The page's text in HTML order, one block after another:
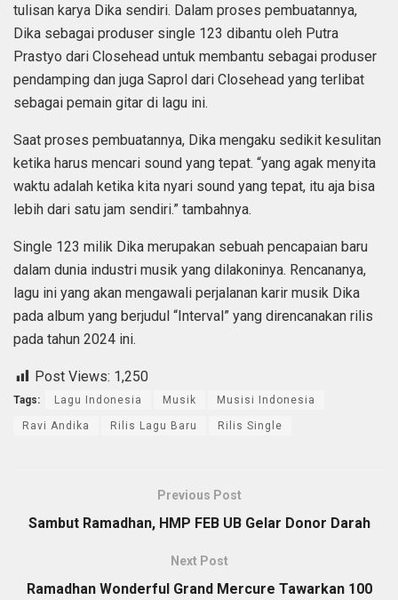
tulisan karya Dika sendiri. Dalam proses pembuatannya,
Dika sebagai produser single 123 dibantu oleh Putra
Prastyo dari Closehead untuk membantu sebagai produser
pendamping dan juga Saprol dari Closehead yang terlibat
sebagai pemain gitar di lagu ini.
Saat proses pembuatannya, Dika mengaku sedikit kesulitan
ketika harus mencari sound yang tepat. “yang agak menyita
waktu adalah ketika kita nyari sound yang tepat, itu aja bisa
lebih dari satu jam sendiri.” tambahnya.
Single 123 milik Dika merupakan sebuah pencapaian baru
dalam dunia industri musik yang dilakoninya. Rencananya,
lagu ini yang akan mengawali perjalanan karir musik Dika
pada album yang berjudul “Interval” yang direncanakan rilis
pada tahun 2024 ini.
Post Views: 1,250
Tags: Lagu Indonesia Musik Musisi Indonesia
Ravi Andika Rilis Lagu Baru Rilis Single
Previous Post
Sambut Ramadhan, HMP FEB UB Gelar Donor Darah
Next Post
Ramadhan Wonderful Grand Mercure Tawarkan 100